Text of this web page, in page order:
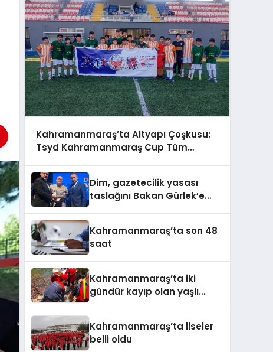
Kahramanmaraş’ta Altyapı Çoşkusu:
Tsyd Kahramanmaraş Cup Tüm
Dim, gazetecilik yasası
taslağını Bakan Gürlek’e
Kahramanmaraş’ta son 48
saat
Kahramanmaraş’ta iki
gündür kayıp olan yaşlı
Kahramanmaraş’ta liseler
belli oldu